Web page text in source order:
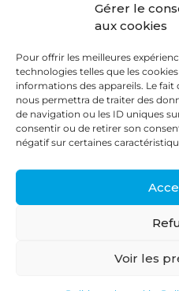
Gérer le
aux cookies
Pour offrir les meilleures
technologies telles que les
informations des appareils. Le
nous permettra de traiter des
de navigation ou les ID uniques
consentir ou de retirer son
négatif sur certaines
Voir les
Trémie mouvante
Contact
87, rue du Ruisseau
38070 St Quentin
contact@deza.fr